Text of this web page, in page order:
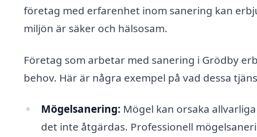
företag med erfarenhet inom sanering kan
miljön är säker och hälsosam.
Företag som arbetar med sanering i Grödby
behov. Här är några exempel på vad dessa
Mögelsanering: Mögel kan orsaka
det inte åtgärdas. Professionell